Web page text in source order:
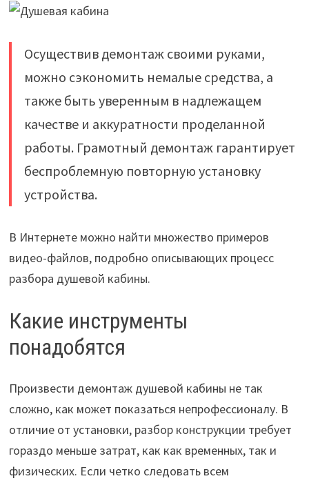
Осуществив демонтаж своими руками,
можно сэкономить немалые средства, а
также быть уверенным в надлежащем
качестве и аккуратности проделанной
работы. Грамотный демонтаж гарантирует
беспроблемную повторную установку
устройства.
В Интернете можно найти множество примеров
видео-файлов, подробно описывающих процесс
разбора душевой кабины.
Какие инструменты
понадобятся
Произвести демонтаж душевой кабины не так
сложно, как может показаться непрофессионалу. В
отличие от установки, разбор конструкции требует
гораздо меньше затрат, как как временных, так и
физических. Если четко следовать всем